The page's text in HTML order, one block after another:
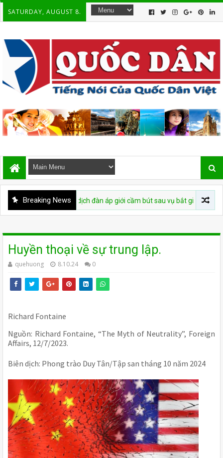
SATURDAY, AUGUST 8.
Breaking News
diễn chiến dịch đàn áp giới cầm bút sau vụ bắt giữ tác giả
Huyền thoại về sự trung lập.
quehuong 8.10.24 0
Richard Fontaine
Nguồn: Richard Fontaine, “The Myth of Neutrality”, Foreign
Affairs, 12/7/2023.
Biên dịch: Phong trào Duy Tân/Tập san tháng 10 năm 2024